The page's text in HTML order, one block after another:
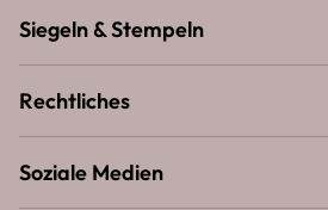
Siegeln & Stempeln
Rechtliches
Soziale Medien